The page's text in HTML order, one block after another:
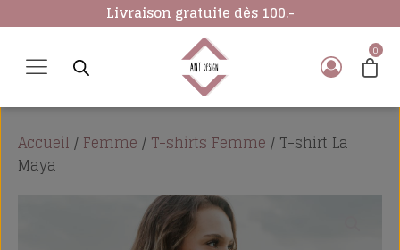
Livraison gratuite dès 100.-
Accueil / Femme / T-shirts Femme / T-shirt La
Maya